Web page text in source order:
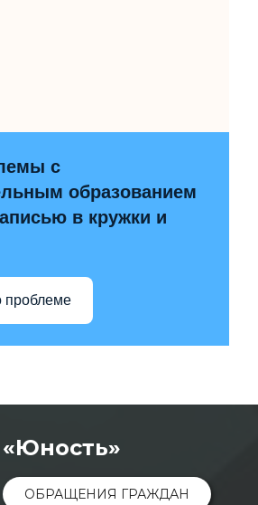
с
образованием
в кружки и
проблеме
ОБРАЩЕНИЯ ГРАЖДАН